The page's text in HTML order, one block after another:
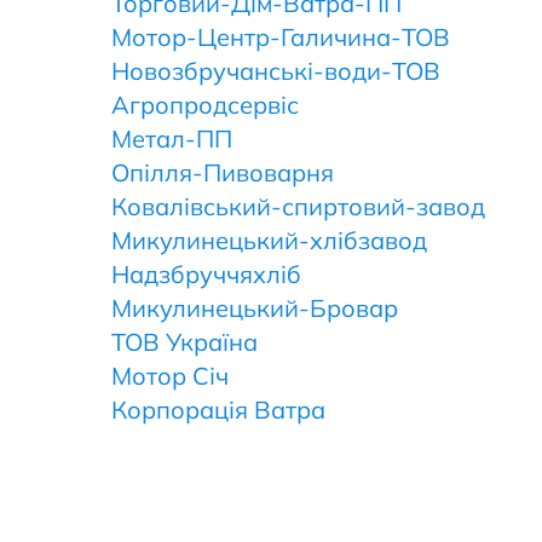
Мотор-Центр-Галичина-ТОВ
Новозбручанські-води-ТОВ
Агропродсервіс
Метал-ПП
Опілля-Пивоварня
Ковалівський-спиртовий-завод
Микулинецький-хлібзавод
Надзбруччяхліб
Микулинецький-Бровар
ТОВ Україна
Мотор Січ
Корпорація Ватра